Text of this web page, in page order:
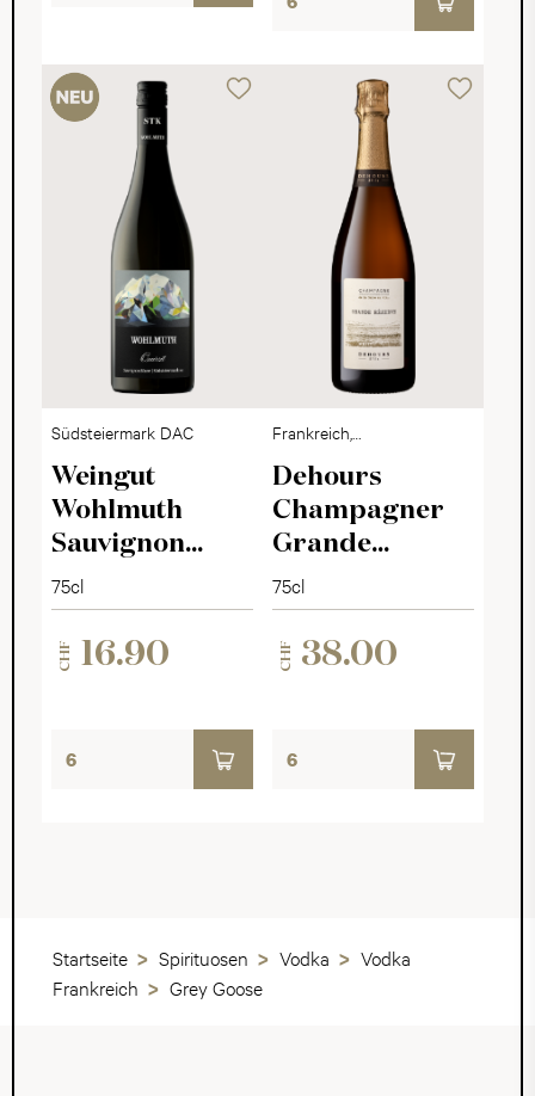
Südsteiermark DAC
Weingut
Wohlmuth
Sauvignon
Blanc Quarzit
2025
75cl
CHF 16.90
Frankreich,
Champagne
Dehours
Champagner
Grande
Réserve Brut
75cl
CHF 38.00
Startseite Spirituosen Vodka
Vodka
Frankreich
Grey Goose